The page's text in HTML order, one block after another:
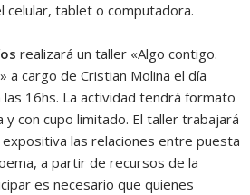
celular, tablet o computadora.
realizará un taller «Algo contigo.
a cargo de Cristian Molina el día
16hs. La actividad tendrá formato
con cupo limitado. El taller trabajará
las relaciones entre puesta
a partir de recursos de la
es necesario que quienes